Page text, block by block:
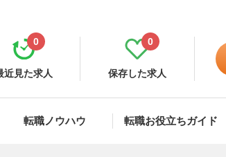
近見た求人
0
保存した求人
0
転職ノウハウ 転職お役立ちガイド